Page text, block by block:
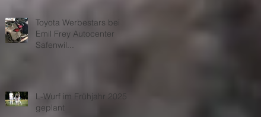
Toyota Werbestars bei
Emil Frey Autocenter
Safenwil...
L-Wurf im Frühjahr 2025
geplant